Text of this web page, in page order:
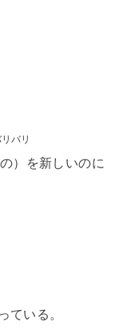
バリ
）を新しいのに
ている。